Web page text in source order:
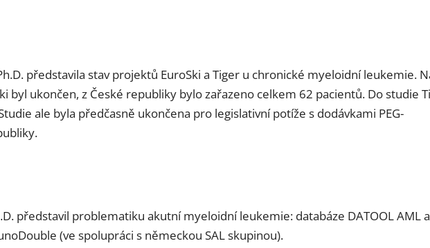
představila stav projektů EuroSki a Tiger u chronické myeloidní leukemie.
byl ukončen, z České republiky bylo zařazeno celkem 62 pacientů. Do studie
ale byla předčasně ukončena pro legislativní potíže s dodávkami PEG-
představil problematiku akutní myeloidní leukemie: databáze DATOOL AML a
(ve spolupráci s německou SAL skupinou).